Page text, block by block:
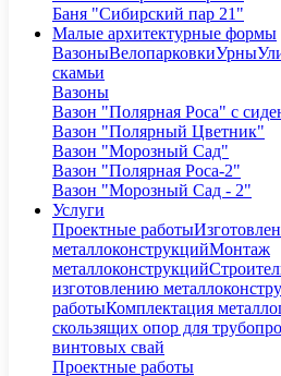
Баня "Сибирский пар 21"
Малые архитектурные формы
ВазоныВелопарковкиУрны
скамьи
Вазоны
Вазон "Полярная Роса" с
Вазон "Полярный Цветник"
Вазон "Морозный Сад"
Вазон "Полярная Роса-2"
Вазон "Морозный Сад - 2"
Услуги
Проектные работы
металлоконструкцийМонтаж
металлоконструкций
изготовлению
работыКомплектация
скользящих опор для
винтовых свай
Проектные работы